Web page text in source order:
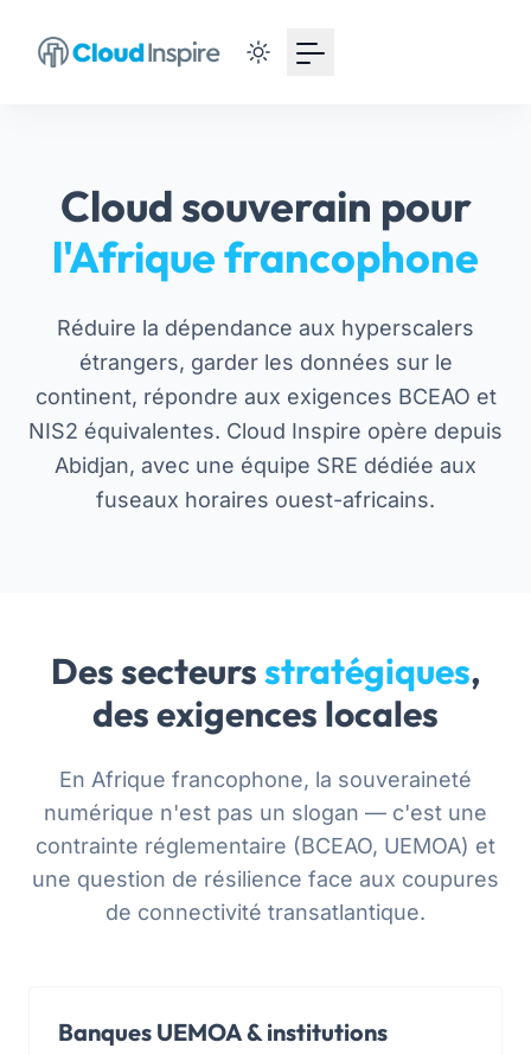
Cloud souverain pour
l'Afrique francophone
Réduire la dépendance aux hyperscalers
étrangers, garder les données sur le
continent, répondre aux exigences BCEAO et
NIS2 équivalentes. Cloud Inspire opère depuis
Abidjan, avec une équipe SRE dédiée aux
fuseaux horaires ouest-africains.
Des secteursstratégiques,
des exigences locales
En Afrique francophone, la souveraineté
numérique n'est pas un slogan — c'est une
contrainte réglementaire (BCEAO, UEMOA) et
une question de résilience face aux coupures
de connectivité transatlantique.
Banques UEMOA & institutions